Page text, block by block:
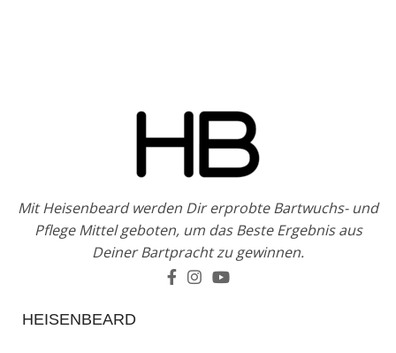
Mit Heisenbeard werden Dir erprobte Bartwuchs- und
Pflege Mittel geboten, um das Beste Ergebnis aus
Deiner Bartpracht zu gewinnen.
HEISENBEARD